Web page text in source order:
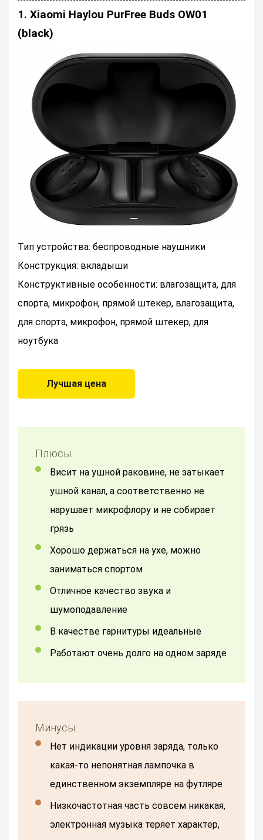
1. Xiaomi Haylou PurFree Buds OW01
(black)
Тип устройства: беспроводные наушники
Конструкция: вкладыши
Конструктивные особенности: влагозащита, для
спорта, микрофон, прямой штекер, влагозащита,
для спорта, микрофон, прямой штекер, для
ноутбука
Лучшая цена
Плюсы:
Висит на ушной раковине, не затыкает
ушной канал, а соответственно не
нарушает микрофлору и не собирает
грязь
Хорошо держаться на ухе, можно
заниматься спортом
Отличное качество звука и
шумоподавление
в качестве гарнитуры идеальные
Работают очень долго на одном заряде
Минусы:
Нет индикации уровня заряда, только
какая-то непонятная лампочка в
единственном экземпляре на футляре
низкочастотная часть совсем никакая,
электронная музыка теряет характер,